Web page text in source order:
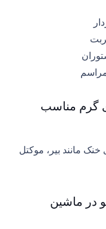
مراسم
گرم مناسب
خنک مانند بیر، موکتل
در ماشین